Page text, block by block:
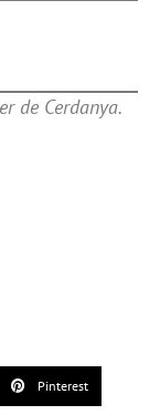
de Cerdanya.
Pinterest